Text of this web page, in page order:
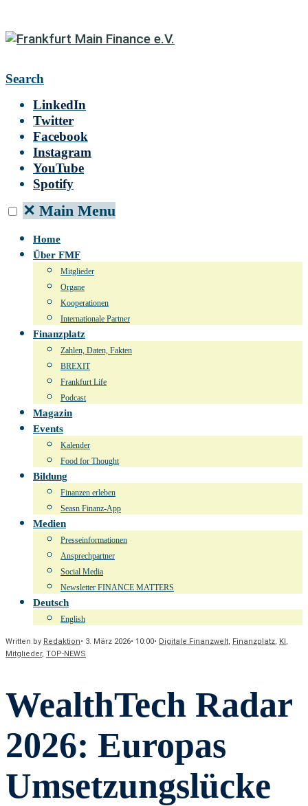
Search
LinkedIn
Twitter
Facebook
Instagram
YouTube
Spotify
✕ Main Menu
Home
Über FMF
Mitglieder
Organe
Kooperationen
Internationale Partner
Finanzplatz
Zahlen, Daten, Fakten
BREXIT
Frankfurt Life
Podcast
Magazin
Events
Kalender
Food for Thought
Bildung
Finanzen erleben
Seasn Finanz-App
Medien
Presseinformationen
Ansprechpartner
Social Media
Newsletter FINANCE MATTERS
Deutsch
English
Written by Redaktion• 3. März 2026• 10:00• Digitale Finanzwelt, Finanzplatz, KI,
Mitglieder, TOP-NEWS
WealthTech Radar
2026: Europas
Umsetzungslücke